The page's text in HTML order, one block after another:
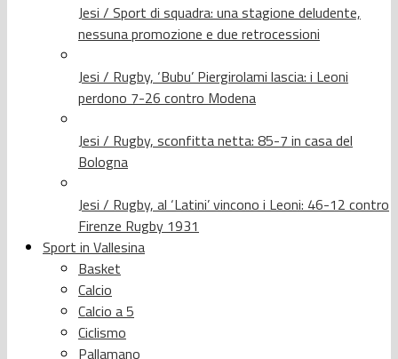
Jesi / Sport di squadra: una stagione deludente,
nessuna promozione e due retrocessioni
Jesi / Rugby, ‘Bubu’ Piergirolami lascia: i Leoni
perdono 7-26 contro Modena
Jesi / Rugby, sconfitta netta: 85-7 in casa del
Bologna
Jesi / Rugby, al ‘Latini’ vincono i Leoni: 46-12 contro
Firenze Rugby 1931
Sport in Vallesina
Basket
Calcio
Calcio a 5
Ciclismo
Pallamano